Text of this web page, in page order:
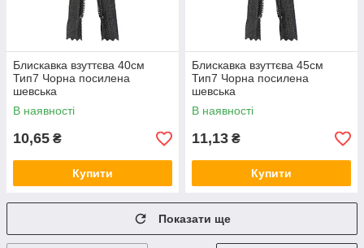
Блискавка взуттєва 40см
Тип7 Чорна посилена
шевська
В наявності
10,65 ₴
Купити
Блискавка взуттєва 45см
Тип7 Чорна посилена
шевська
В наявності
11,13 ₴
Купити
Показати ще